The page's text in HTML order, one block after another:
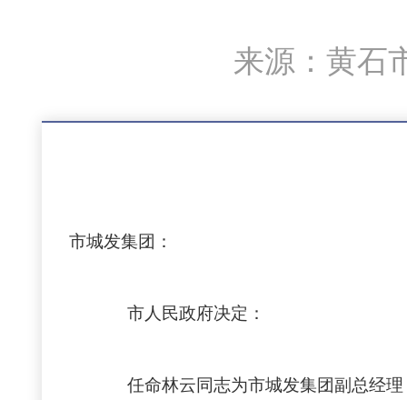
来源：黄
市城发集团：
市人民政府决定：
任命林云同志为市城发集团副总经